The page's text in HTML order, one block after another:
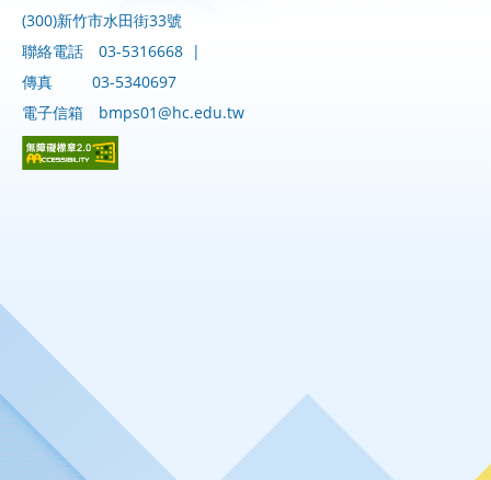
(300)新竹市水田街33號
聯絡電話
03-5316668 |
傳真
03-5340697
電子信箱
bmps01@hc.edu.tw